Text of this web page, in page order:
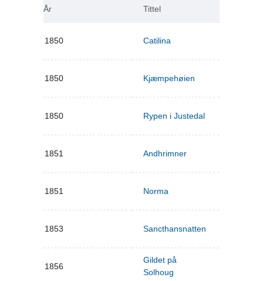
År Tittel
1850 Catilina
1850 Kjæmpehøien
1850 Rypen i Justedal
1851 Andhrimner
1851 Norma
1853 Sancthansnatten
1856
Gildet på
Solhoug